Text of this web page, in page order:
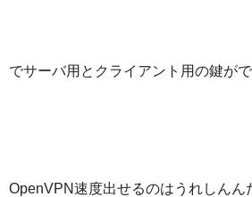
でサーバ用とクライアント用の鍵がで
OpenVPN速度出せるのはうれしんん